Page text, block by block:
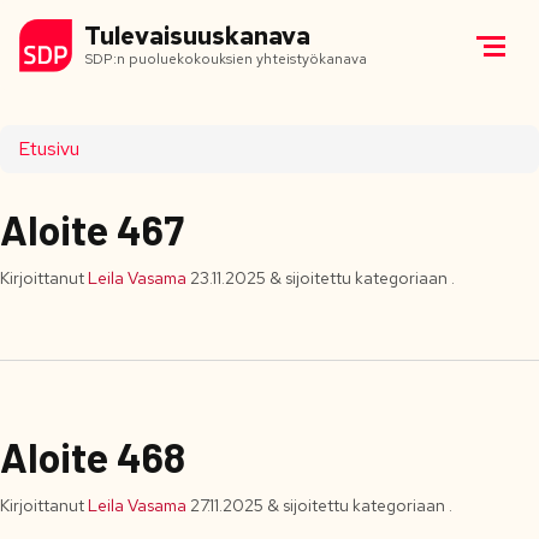
Tulevaisuuskanava
SDP:n puoluekokouksien yhteistyökanava
Etusivu
Aloite 467
KirjoittanutLeila Vasama 23.11.2025 & sijoitettu kategoriaan .
Aloite 468
KirjoittanutLeila Vasama 27.11.2025 & sijoitettu kategoriaan .